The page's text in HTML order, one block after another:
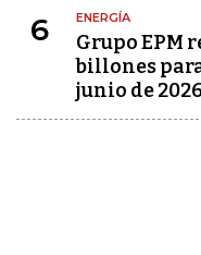
6 ENERGÍA
Grupo EPM
billones
junio de